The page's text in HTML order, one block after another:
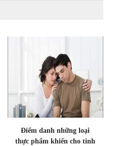
Điểm danh những loại
thực phẩm khiến cho tinh